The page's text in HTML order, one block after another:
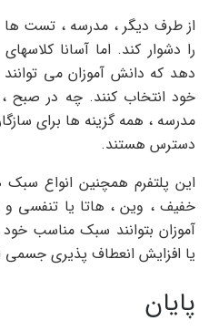
از طرف دیگر ، مدرسه ، تست ها
را دشوار کند. اما آسانا
دهد که دانش آموزان می
خود انتخاب کنند. چه در
مدرسه ، همه گزینه ها برای
دسترس هستند.
این پلتفرم همچنین انواع سبک
خفیف ، وین ، هاتا یا تنفسی و
آموزان بتوانند سبک مناسب
یا افزایش انعطاف پذیری جسمی
پایان